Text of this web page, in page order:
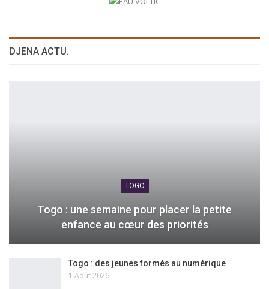
DJENA ACTU.
TOGO
Togo : une semaine pour placer la petite
enfance au cœur des priorités
Togo : des jeunes formés au numérique
1 Août 2026